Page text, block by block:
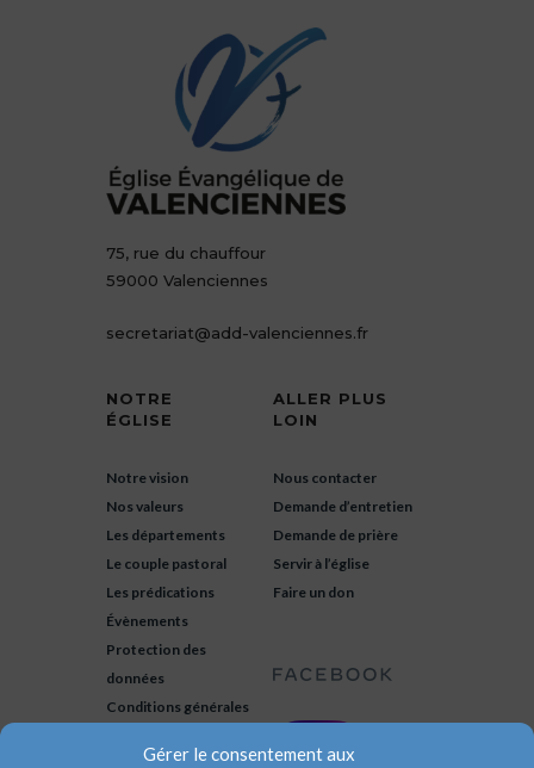
Gérer le consentement aux
75, rue du chauffour
59000 Valenciennes
secretariat@add-valenciennes.fr
NOTRE
ÉGLISE
Notre vision
Nos valeurs
Les départements
Le couple pastoral
Les prédications
Évènements
Protection des
données
Conditions générales
ALLER PLUS
LOIN
Nous contacter
Demande d’entretien
Demande de prière
Servir à l’église
Faire un don